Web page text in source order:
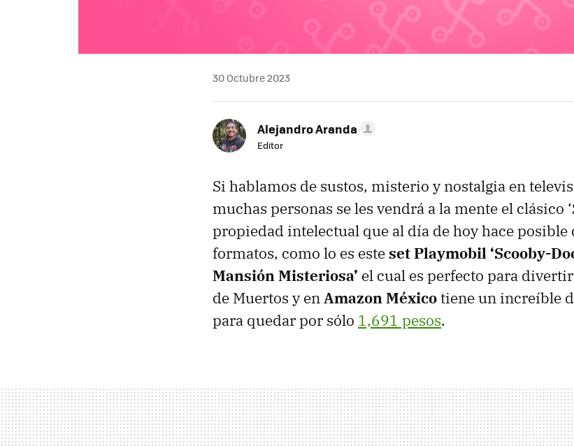
30 Octubre 2023
Alejandro Aranda
Editor
Si hablamos de sustos, misterio y nostalgia en
muchas personas se les vendrá a la mente el clásico
propiedad intelectual que al día de hoy hace
formatos, como lo es esteset Playmobil ‘Scooby-
Mansión Misteriosa’ el cual es perfecto para
de Muertos y enAmazon México tiene un increíble
para quedar por sólo 1,691 pesos.